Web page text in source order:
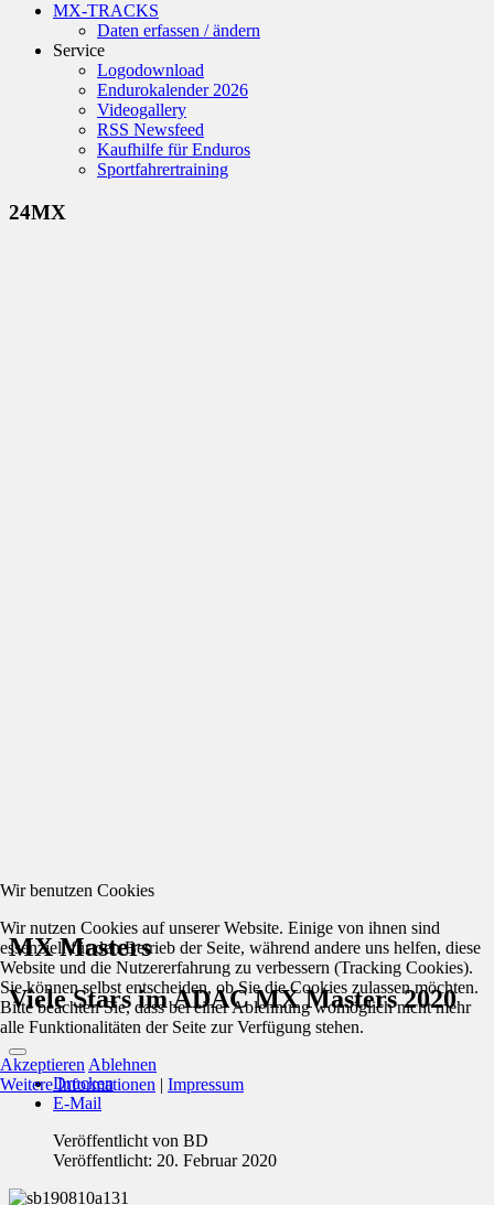
MX-TRACKS
Daten erfassen / ändern
Service
Logodownload
Endurokalender 2026
Videogallery
RSS Newsfeed
Kaufhilfe für Enduros
Sportfahrertraining
24MX
MX Masters
Viele Stars im ADAC MX Masters 2020
Drucken
E-Mail
Veröffentlicht von BD
Veröffentlicht: 20. Februar 2020
Wir benutzen Cookies
Wir nutzen Cookies auf unserer Website. Einige von ihnen sind
essenziell für den Betrieb der Seite, während andere uns helfen, diese
Website und die Nutzererfahrung zu verbessern (Tracking Cookies).
Sie können selbst entscheiden, ob Sie die Cookies zulassen möchten.
Bitte beachten Sie, dass bei einer Ablehnung womöglich nicht mehr
alle Funktionalitäten der Seite zur Verfügung stehen.
Akzeptieren Ablehnen
Weitere Informationen | Impressum